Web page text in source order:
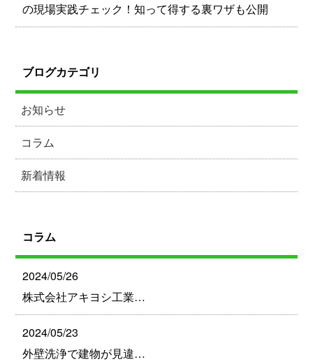
の現場実践チェック！知って得する裏ワザも公開
ブログカテゴリ
お知らせ
コラム
新着情報
コラム
2024/05/26
株式会社アキヨシ工業…
2024/05/23
外壁洗浄で建物が見違…